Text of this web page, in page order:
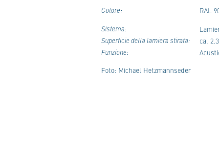
Colore: RAL
Sistema:
Superficie della lamiera stirata: ca.
Funzione:
Foto: Michael Hetzmannseder